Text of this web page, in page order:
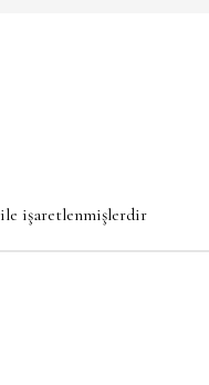
ile işaretlenmişlerdir